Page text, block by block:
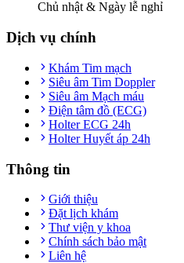
Chủ nhật & Ngày lễ nghỉ
Dịch vụ chính
Khám Tim mạch
Siêu âm Tim Doppler
Siêu âm Mạch máu
Điện tâm đồ (ECG)
Holter ECG 24h
Holter Huyết áp 24h
Thông tin
Giới thiệu
Đặt lịch khám
Thư viện y khoa
Chính sách bảo mật
Liên hệ